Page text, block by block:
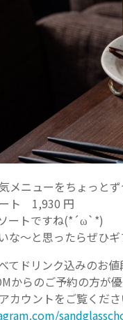
メニューをちょっと
ト 1,930 円
ートですね(*´ω`*)
な～と思ったらぜひ
てドリンク込みのお
からのご予約の方が
カウントをご覧くだ